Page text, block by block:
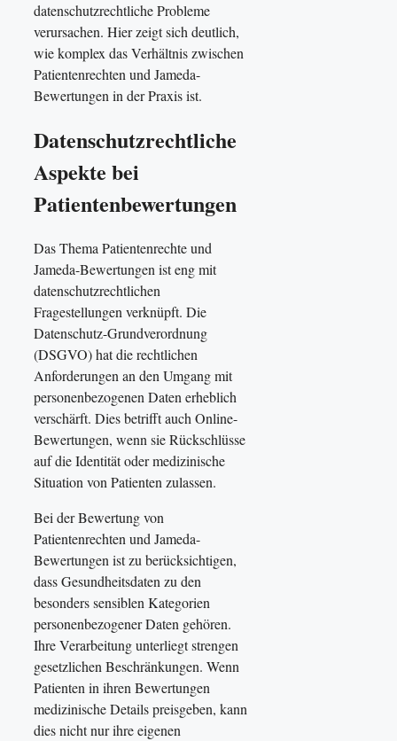
datenschutzrechtliche Probleme
verursachen. Hier zeigt sich deutlich,
wie komplex das Verhältnis zwischen
Patientenrechten und Jameda-
Bewertungen in der Praxis ist.
Datenschutzrechtliche
Aspekte bei
Patientenbewertungen
Das Thema Patientenrechte und
Jameda-Bewertungen ist eng mit
datenschutzrechtlichen
Fragestellungen verknüpft. Die
Datenschutz-Grundverordnung
(DSGVO) hat die rechtlichen
Anforderungen an den Umgang mit
personenbezogenen Daten erheblich
verschärft. Dies betrifft auch Online-
Bewertungen, wenn sie Rückschlüsse
auf die Identität oder medizinische
Situation von Patienten zulassen.
Bei der Bewertung von
Patientenrechten und Jameda-
Bewertungen ist zu berücksichtigen,
dass Gesundheitsdaten zu den
besonders sensiblen Kategorien
personenbezogener Daten gehören.
Ihre Verarbeitung unterliegt strengen
gesetzlichen Beschränkungen. Wenn
Patienten in ihren Bewertungen
medizinische Details preisgeben, kann
dies nicht nur ihre eigenen